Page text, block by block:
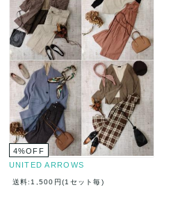
4%OFF
UNITED ARROWS
送料:1,500円(1セット毎)